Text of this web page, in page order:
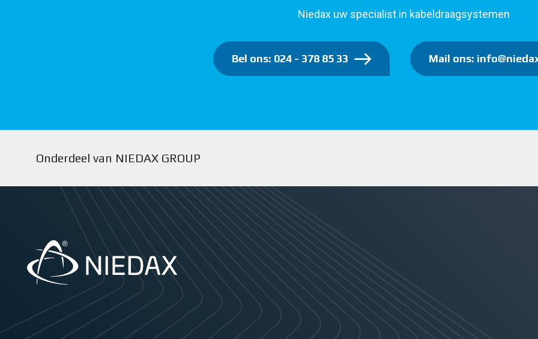
Niedax uw specialist in kabeldraagsystemen
Bel ons: 024 - 378 85 33 Mail ons:
Onderdeel van NIEDAX GROUP